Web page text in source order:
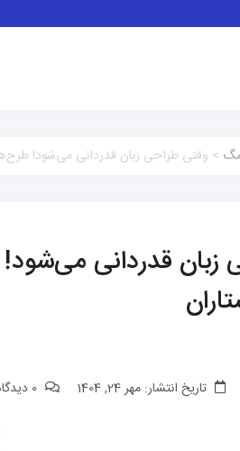
> وقتی طراحی زبان قدردانی می‌شود!
زبان قدردانی
تاریخ انتشار: مهر 24, 1404